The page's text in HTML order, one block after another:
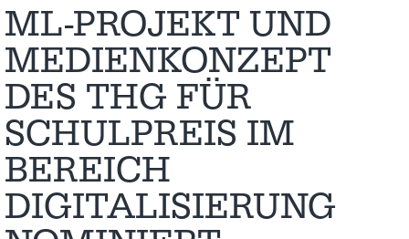
ML-PROJEKT UND
MEDIENKONZEPT
DES THG FÜR
SCHULPREIS IM
BEREICH
DIGITALISIERUNG